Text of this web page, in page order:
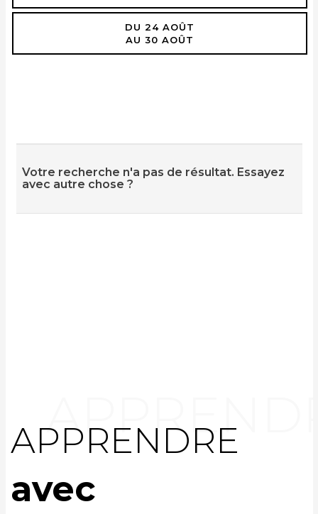
DU 24 AOÛT
AU 30 AOÛT
Votre recherche n'a pas de résultat. Essayez
avec autre chose ?
APPRENDRE
avec